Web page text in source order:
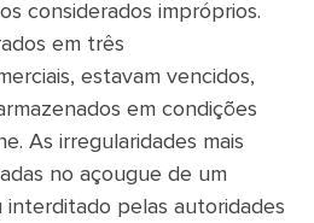
considerados impróprios.
em três
estavam vencidos,
em condições
As irregularidades mais
no açougue de um
interditado pelas autoridades